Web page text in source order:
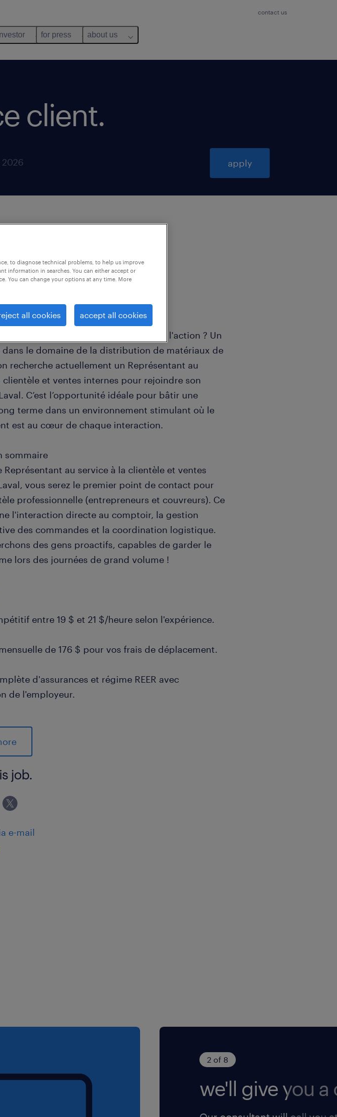
contact us
for press about us
client.
apply
Temps plein
une personne dynamique qui carbure à l'action ? Un
dans le domaine de la distribution de matériaux de
recherche actuellement un Représentant au
clientèle et ventes internes pour rejoindre son
C’est l’opportunité idéale pour bâtir une
terme dans un environnement stimulant où le
est au cœur de chaque interaction.
sommaire
Représentant au service à la clientèle et ventes
vous serez le premier point de contact pour
professionnelle (entrepreneurs et couvreurs). Ce
l'interaction directe au comptoir, la gestion
des commandes et la coordination logistique.
des gens proactifs, capables de garder le
lors des journées de grand volume !
entre 19 $ et 21 $/heure selon l'expérience.
de 176 $ pour vos frais de déplacement.
d'assurances et régime REER avec
de l'employeur.
de 40h/semaine (pas de rotation) avec
temps supplémentaire payé.
durant la période des Fêtes.
d'avancement vers des rôles de vente
gestion.
livraisons.
à la croissance des comptes clients via le
job.
e-mail
2 of 8
we'll give you a
to diagnose technical problems, to help us improve
information in searches. You can either accept or
You can change your options at any time. More
all cookies accept all cookies